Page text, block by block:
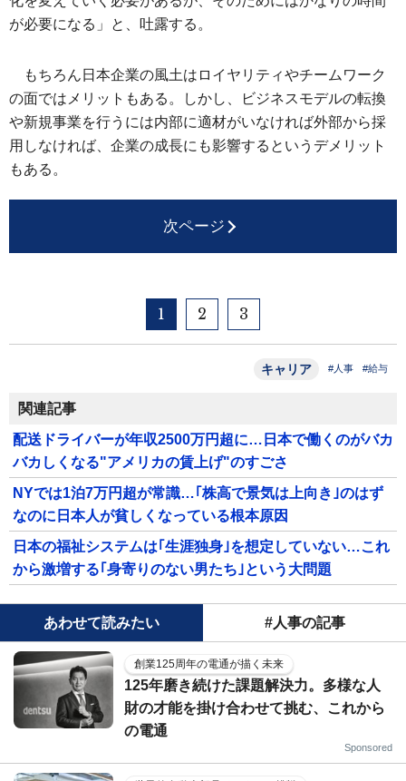
が必要になる」と、吐露する。
もちろん日本企業の風土はロイヤリティやチームワーク
の面ではメリットもある。しかし、ビジネスモデルの転換
や新規事業を行うには内部に適材がいなければ外部から採
用しなければ、企業の成長にも影響するというデメリット
もある。
次ページ
1 2 3
キャリア #人事 #給与
関連記事
配送ドライバーが年収2500万円超に…日本で働くのがバカ
バカしくなる"アメリカの賃上げ"のすごさ
NYでは1泊7万円超が常識…｢株高で景気は上向き｣のはず
なのに日本人が貧しくなっている根本原因
日本の福祉システムは｢生涯独身｣を想定していない…これ
から激増する｢身寄りのない男たち｣という大問題
あわせて読みたい #人事の記事
創業125周年の電通が描く未来
125年磨き続けた課題解決力。多様な人
財の才能を掛け合わせて挑む、これから
の電通
Sponsored